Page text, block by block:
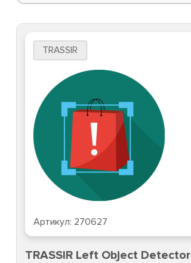
TRASSIR
Артикул: 270627
TRASSIR Left Object Detector